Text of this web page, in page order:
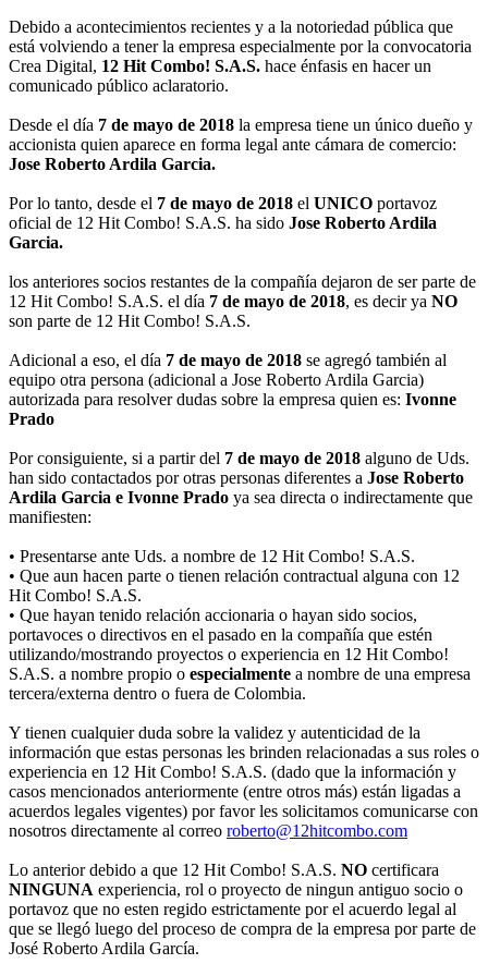
Debido a acontecimientos recientes y a la notoriedad pública que
está volviendo a tener la empresa especialmente por la convocatoria
Crea Digital, 12 Hit Combo! S.A.S. hace énfasis en hacer un
comunicado público aclaratorio.
Desde el día 7 de mayo de 2018 la empresa tiene un único dueño y
accionista quien aparece en forma legal ante cámara de comercio:
Jose Roberto Ardila Garcia.
Por lo tanto, desde el 7 de mayo de 2018 el UNICO portavoz
oficial de 12 Hit Combo! S.A.S. ha sido Jose Roberto Ardila
Garcia.
los anteriores socios restantes de la compañía dejaron de ser parte de
12 Hit Combo! S.A.S. el día 7 de mayo de 2018, es decir ya NO
son parte de 12 Hit Combo! S.A.S.
Adicional a eso, el día 7 de mayo de 2018 se agregó también al
equipo otra persona (adicional a Jose Roberto Ardila Garcia)
autorizada para resolver dudas sobre la empresa quien es: Ivonne
Prado
Por consiguiente, si a partir del 7 de mayo de 2018 alguno de Uds.
han sido contactados por otras personas diferentes a Jose Roberto
Ardila Garcia e Ivonne Prado ya sea directa o indirectamente que
manifiesten:
• Presentarse ante Uds. a nombre de 12 Hit Combo! S.A.S.
• Que aun hacen parte o tienen relación contractual alguna con 12
Hit Combo! S.A.S.
• Que hayan tenido relación accionaria o hayan sido socios,
portavoces o directivos en el pasado en la compañía que estén
utilizando/mostrando proyectos o experiencia en 12 Hit Combo!
S.A.S. a nombre propio o especialmente a nombre de una empresa
tercera/externa dentro o fuera de Colombia.
Y tienen cualquier duda sobre la validez y autenticidad de la
información que estas personas les brinden relacionadas a sus roles o
experiencia en 12 Hit Combo! S.A.S. (dado que la información y
casos mencionados anteriormente (entre otros más) están ligadas a
acuerdos legales vigentes) por favor les solicitamos comunicarse con
nosotros directamente al correo roberto@12hitcombo.com
Lo anterior debido a que 12 Hit Combo! S.A.S. NO certificara
NINGUNA experiencia, rol o proyecto de ningun antiguo socio o
portavoz que no esten regido estrictamente por el acuerdo legal al
que se llegó luego del proceso de compra de la empresa por parte de
José Roberto Ardila García.